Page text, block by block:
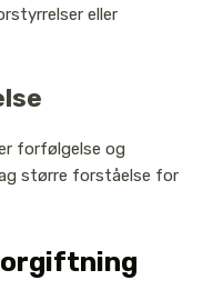
eller
forfølgelse og
større forståelse for